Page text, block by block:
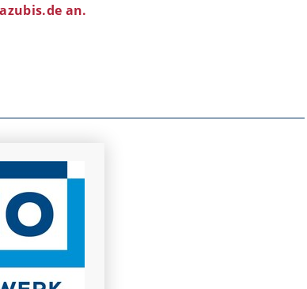
an.